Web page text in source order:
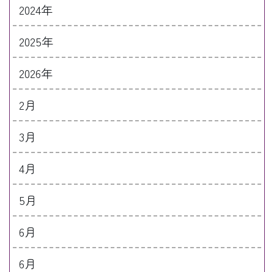
2024年
2025年
2026年
2月
3月
4月
5月
6月
6月